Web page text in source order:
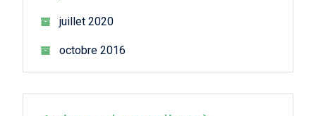
juillet 2020
octobre 2016